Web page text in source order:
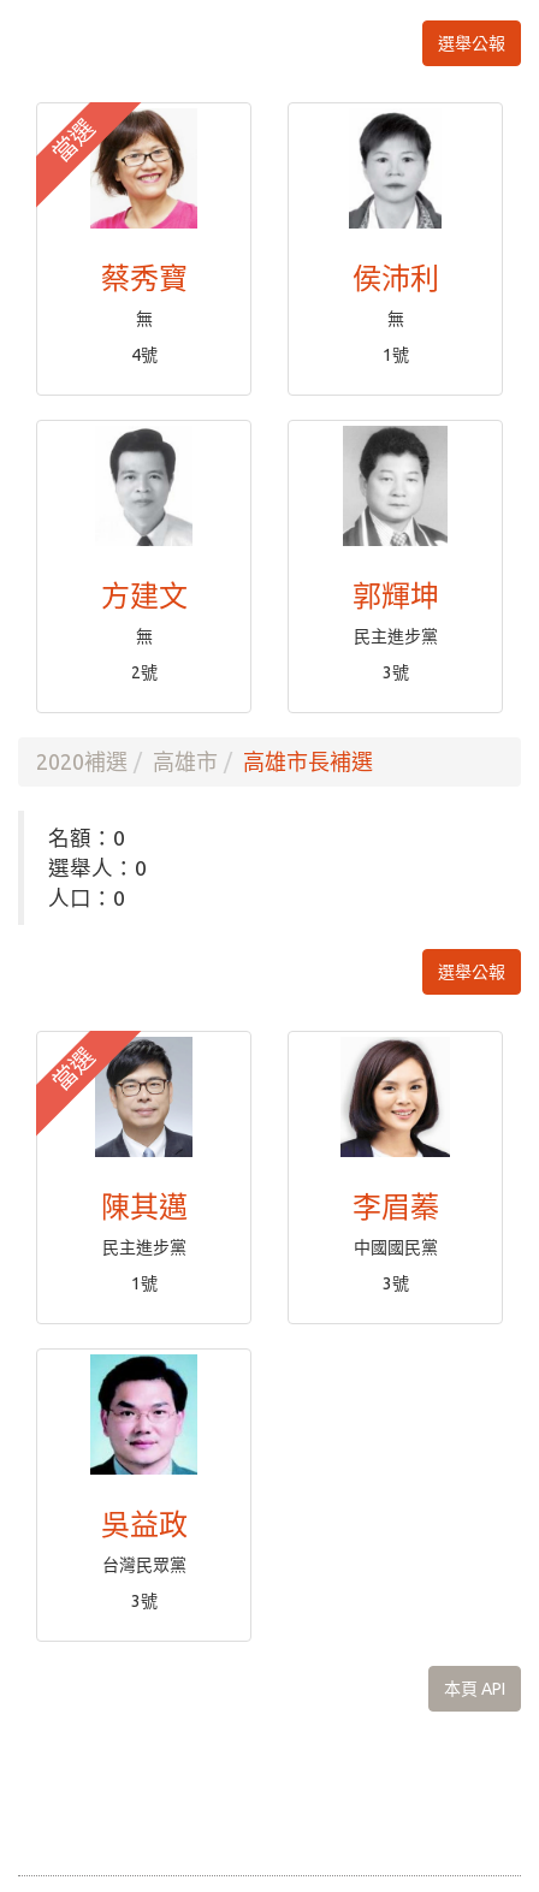
選舉公報
當選
蔡秀寶
無
4號
侯沛利
無
1號
方建文
無
2號
郭輝坤
民主進步黨
3號
2020補選 高雄市 高雄市長補選
名額：0
選舉人：0
人口：0
選舉公報
當選
陳其邁
民主進步黨
1號
李眉蓁
中國國民黨
3號
吳益政
台灣民眾黨
3號
本頁 API